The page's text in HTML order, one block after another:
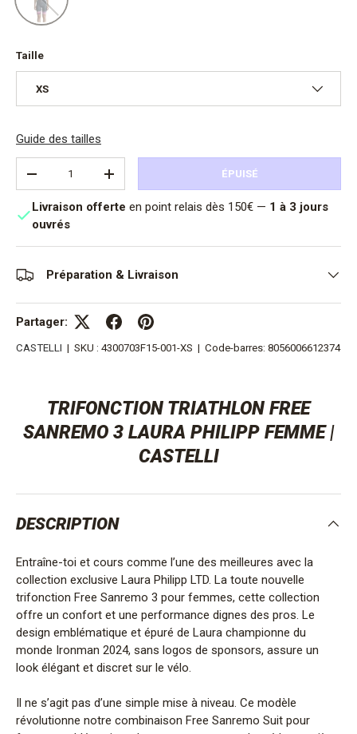
Taille
XS
Guide des tailles
DIMINUER LA QUANTITÉAUGMENTER LA QUANTITÉ
ÉPUISÉ
Livraison offerte en point relais dès 150€ — 1 à 3 jours
ouvrés
Préparation & Livraison
Partager:
CASTELLI | SKU : 4300703F15-001-XS | Code-barres: 8056006612374
TRIFONCTION TRIATHLON FREE
SANREMO 3 LAURA PHILIPP FEMME |
CASTELLI
DESCRIPTION
Entraîne-toi et cours comme l’une des meilleures avec la
collection exclusive Laura Philipp LTD. La toute nouvelle
trifonction Free Sanremo 3 pour femmes, cette collection
offre un confort et une performance dignes des pros. Le
design emblématique et épuré de Laura championne du
monde Ironman 2024, sans logos de sponsors, assure un
look élégant et discret sur le vélo.
Il ne s’agit pas d’une simple mise à niveau. Ce modèle
révolutionne notre combinaison Free Sanremo Suit pour